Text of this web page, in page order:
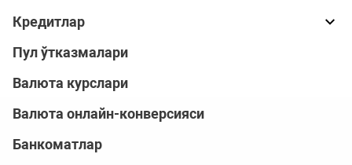
Кредитлар
Пул ўтказмалари
Валюта курслари
Валюта онлайн-конверсияси
Банкоматлар